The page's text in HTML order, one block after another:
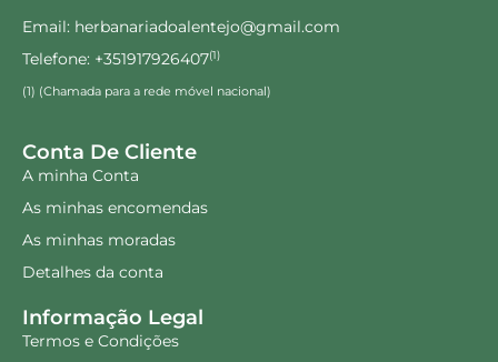
Email: herbanariadoalentejo@gmail.com
Telefone: +351917926407(1)
(1) (Chamada para a rede móvel nacional)
Conta De Cliente
A minha Conta
As minhas encomendas
As minhas moradas
Detalhes da conta
Informação Legal
Termos e Condições